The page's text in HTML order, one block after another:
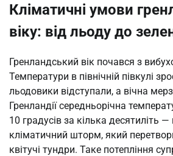
Кліматичні умови
віку: від льоду до
Гренландський вік почався з
Температури в північній півкулі
льодовики відступали, а вічна
Гренландії середньорічна
10 градусів за кілька десятиліть
кліматичний шторм, який
квітучі тундри. Таке потепління